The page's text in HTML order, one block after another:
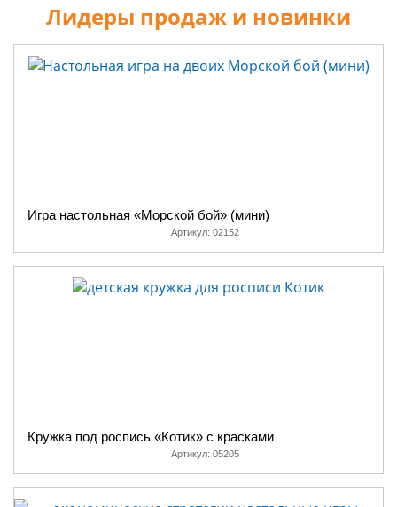
Лидеры продаж и новинки
Игра настольная «Морской бой» (мини)
Артикул: 02152
Кружка под роспись «Котик» с красками
Артикул: 05205